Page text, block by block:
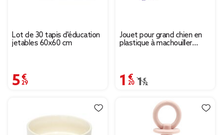
Lot de 30 tapis d'éducation
jetables 60x60 cm
5,29 €
Jouet pour grand chien en
plastique à machouiller
1,20 €
Prix remisé de 1,72 €
1,72 €